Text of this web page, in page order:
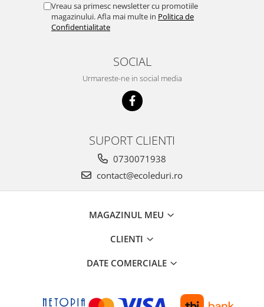
Vreau sa primesc newsletter cu promotiile
magazinului. Afla mai multe in Politica de
Confidentialitate
SOCIAL
Urmareste-ne in social media
SUPORT CLIENTI
0730071938
contact@ecoleduri.ro
MAGAZINUL MEU
CLIENTI
DATE COMERCIALE